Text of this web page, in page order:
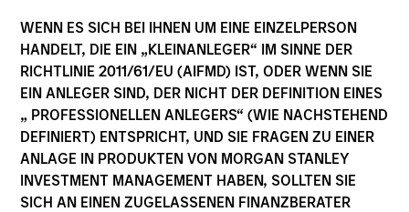
WENN ES SICH BEI IHNEN UM EINE EINZELPERSON
HANDELT, DIE EIN „KLEINANLEGER“ IM SINNE DER
RICHTLINIE 2011/61/EU (AIFMD) IST, ODER WENN SIE
EIN ANLEGER SIND, DER NICHT DER DEFINITION EINES
„ PROFESSIONELLEN ANLEGERS“ (WIE NACHSTEHEND
DEFINIERT) ENTSPRICHT, UND SIE FRAGEN ZU EINER
ANLAGE IN PRODUKTEN VON MORGAN STANLEY
INVESTMENT MANAGEMENT HABEN, SOLLTEN SIE
SICH AN EINEN ZUGELASSENEN FINANZBERATER